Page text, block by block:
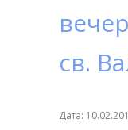
св.
Дата: